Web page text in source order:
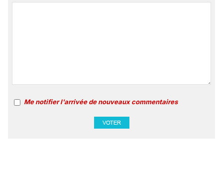
Me notifier l'arrivée de nouveaux commentaires